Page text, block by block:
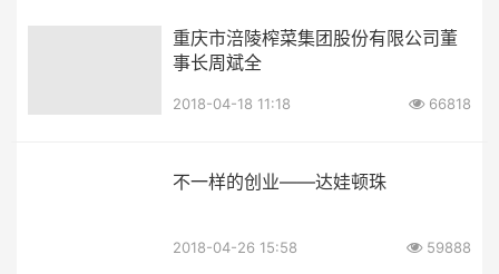
重庆市涪陵榨菜集团股份有限公司董
事长周斌全
2018-04-18 11:18 66818
不一样的创业——达娃顿珠
2018-04-26 15:58 59888